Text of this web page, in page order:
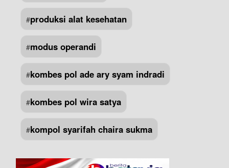
#produksi alat kesehatan
#modus operandi
#kombes pol ade ary syam indradi
#kombes pol wira satya
#kompol syarifah chaira sukma